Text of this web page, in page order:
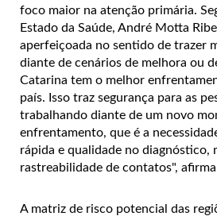
foco maior na atenção primária.
Estado da Saúde, André Motta
aperfeiçoada no sentido de trazer
diante de cenários de melhora ou
Catarina tem o melhor
país. Isso traz segurança para as
trabalhando diante de um novo
enfrentamento, que é a
rápida e qualidade no diagnóstico,
rastreabilidade de contatos",
A matriz de risco potencial das